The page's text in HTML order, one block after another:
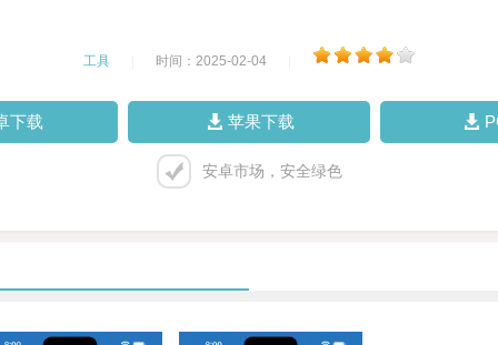
工具 时间：2025-02-04
下载 苹果下载
安卓市场，安全绿色